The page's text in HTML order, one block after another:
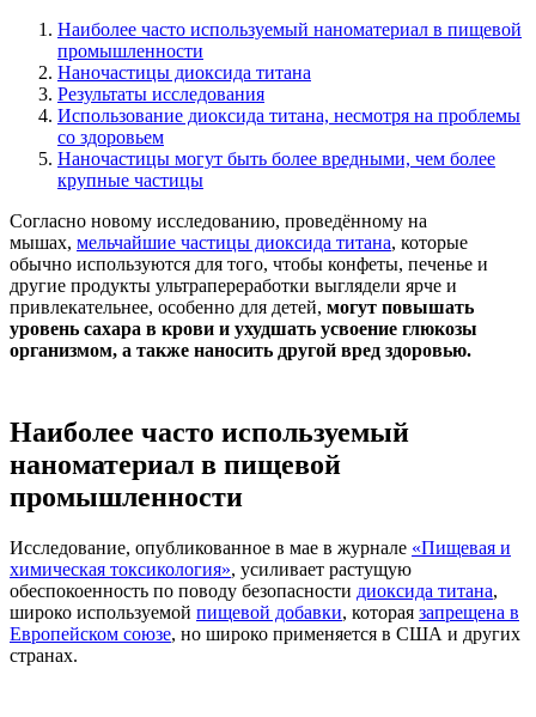
Наиболее часто используемый наноматериал в пищевой
промышленности
Наночастицы диоксида титана
Результаты исследования
Использование диоксида титана, несмотря на проблемы
со здоровьем
Наночастицы могут быть более вредными, чем более
крупные частицы
Согласно новому исследованию, проведённому на
мышах, мельчайшие частицы диоксида титана, которые
обычно используются для того, чтобы конфеты, печенье и
другие продукты ультрапереработки выглядели ярче и
привлекательнее, особенно для детей, могут повышать
уровень сахара в крови и ухудшать усвоение глюкозы
организмом, а также наносить другой вред здоровью.
Наиболее часто используемый
наноматериал в пищевой
промышленности
Исследование, опубликованное в мае в журнале «Пищевая и
химическая токсикология», усиливает растущую
обеспокоенность по поводу безопасности диоксида титана,
широко используемой пищевой добавки, которая запрещена в
Европейском союзе, но широко применяется в США и других
странах.